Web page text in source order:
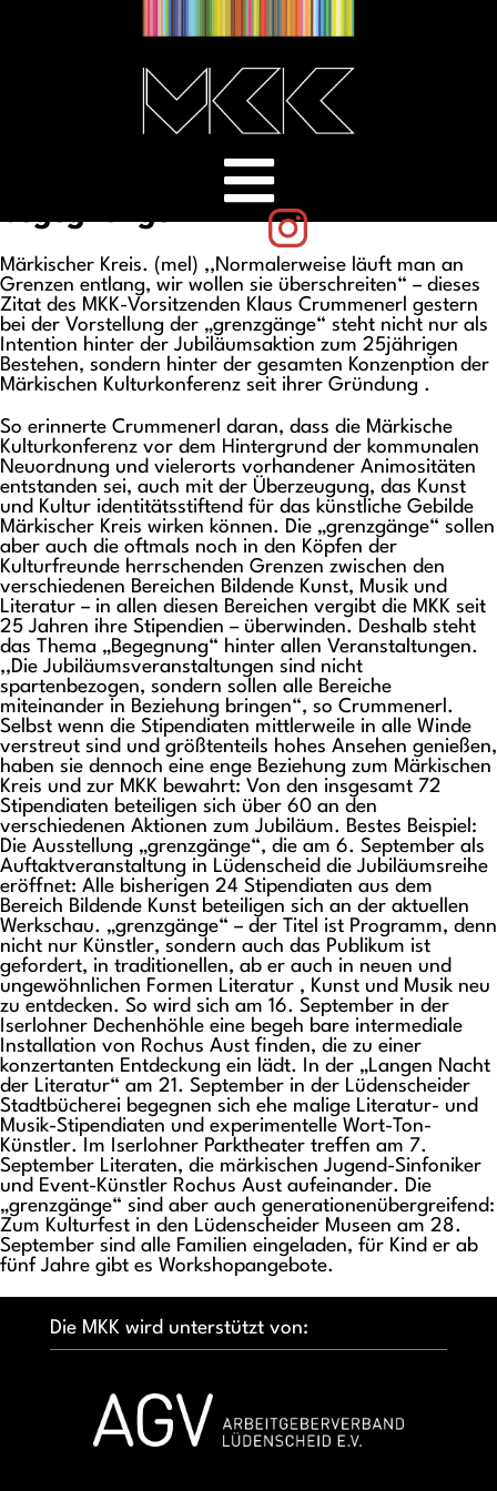
westfaelische-rundschau-23-08-
2002-doppelboedig-und-neues-
entdeckend-grenzgaenge-zum-
jubilaeum-der-mkk-literatur-
musik-und-bildende-kunst-
versprechen-spannende-
Märkischer Kreis. (mel) ,,Normalerweise läuft man an
Grenzen entlang, wir wollen sie überschreiten“ – dieses
Zitat des MKK-Vorsitzenden Klaus Crummenerl gestern
bei der Vorstellung der „grenzgänge“ steht nicht nur als
Intention hinter der Jubiläumsaktion zum 25jährigen
Bestehen, sondern hinter der gesamten Konzenption der
Märkischen Kulturkonferenz seit ihrer Gründung .
So erinnerte Crummenerl daran, dass die Märkische
Kulturkonferenz vor dem Hintergrund der kommunalen
Neuordnung und vielerorts vorhandener Animositäten
entstanden sei, auch mit der Überzeugung, das Kunst
und Kultur identitätsstiftend für das künstliche Gebilde
Märkischer Kreis wirken können. Die „grenzgänge“ sollen
aber auch die oftmals noch in den Köpfen der
Kulturfreunde herrschenden Grenzen zwischen den
verschiedenen Bereichen Bildende Kunst, Musik und
Literatur – in allen diesen Bereichen vergibt die MKK seit
25 Jahren ihre Stipendien – überwinden. Deshalb steht
das Thema „Begegnung“ hinter allen Veranstaltungen.
,,Die Jubiläumsveranstaltungen sind nicht
spartenbezogen, sondern sollen alle Bereiche
miteinander in Beziehung bringen“, so Crummenerl.
Selbst wenn die Stipendiaten mittlerweile in alle Winde
verstreut sind und größtenteils hohes Ansehen genießen,
haben sie dennoch eine enge Beziehung zum Märkischen
Kreis und zur MKK bewahrt: Von den insgesamt 72
Stipendiaten beteiligen sich über 60 an den
verschiedenen Aktionen zum Jubiläum. Bestes Beispiel:
Die Ausstellung „grenzgänge“, die am 6. September als
Auftaktveranstaltung in Lüdenscheid die Jubiläumsreihe
eröffnet: Alle bisherigen 24 Stipendiaten aus dem
Bereich Bildende Kunst beteiligen sich an der aktuellen
Werkschau. „grenzgänge“ – der Titel ist Programm, denn
nicht nur Künstler, sondern auch das Publikum ist
gefordert, in traditionellen, ab er auch in neuen und
ungewöhnlichen Formen Literatur , Kunst und Musik neu
zu entdecken. So wird sich am 16. September in der
Iserlohner Dechenhöhle eine begeh bare intermediale
Installation von Rochus Aust finden, die zu einer
konzertanten Entdeckung ein lädt. In der „Langen Nacht
der Literatur“ am 21. September in der Lüdenscheider
Stadtbücherei begegnen sich ehe malige Literatur- und
Musik-Stipendiaten und experimentelle Wort-Ton-
Künstler. Im Iserlohner Parktheater treffen am 7.
September Literaten, die märkischen Jugend-Sinfoniker
und Event-Künstler Rochus Aust aufeinander. Die
„grenzgänge“ sind aber auch generationenübergreifend:
Zum Kulturfest in den Lüdenscheider Museen am 28.
September sind alle Familien eingeladen, für Kind er ab
fünf Jahre gibt es Workshopangebote.
Die MKK wird unterstützt von: